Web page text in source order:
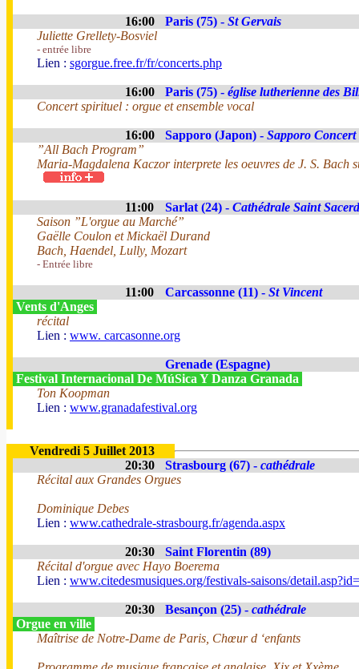
16:00 Paris (75) - St Gervais
Juliette Grellety-Bosviel
- entrée libre
Lien : sgorgue.free.fr/fr/concerts.php
16:00 Paris (75) - église lutherienne des
Concert spirituel : orgue et ensemble vocal
16:00 Sapporo (Japon) - Sapporo
”All Bach Program”
Maria-Magdalena Kaczor interprete les oeuvres de J. S. Bach
11:00 Sarlat (24) - Cathédrale Saint
Saison ”L'orgue au Marché”
Gaëlle Coulon et Mickaël Durand
Bach, Haendel, Lully, Mozart
- Entrée libre
11:00 Carcassonne (11) - St Vincent
Vents d'Anges
récital
Lien : www. carcasonne.org
Grenade (Espagne)
Festival Internacional De MúSica Y Danza Granada
Ton Koopman
Lien : www.granadafestival.org
Vendredi 5 Juillet 2013
20:30
Strasbourg (67) - cathédrale
Récital aux Grandes Orgues
Dominique Debes
Lien : www.cathedrale-strasbourg.fr/agenda.aspx
20:30
Saint Florentin (89)
Récital d'orgue avec Hayo Boerema
Lien : www.citedesmusiques.org/festivals-saisons/
20:30 Besançon (25) - cathédrale
Orgue en ville
Maîtrise de Notre-Dame de Paris, Chœur d ‘enfants